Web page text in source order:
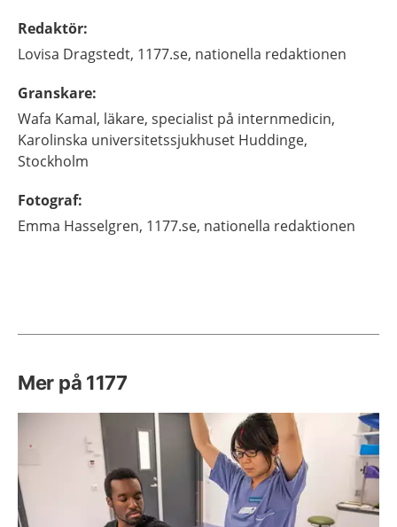
Redaktör:
Lovisa Dragstedt, 1177.se, nationella redaktionen
Granskare:
Wafa Kamal, läkare, specialist på internmedicin,
Karolinska universitetssjukhuset Huddinge,
Stockholm
Fotograf:
Emma Hasselgren, 1177.se, nationella redaktionen
Mer på 1177